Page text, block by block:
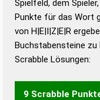
Spielfeld, dem
Punkte für das Wort
von H|E|I|Z|E|R
Buchstabensteine zu
Scrabble Lösungen:
9 Scrabble